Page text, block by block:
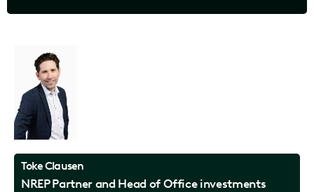
Toke Clausen
NREP Partner and Head of Office investments